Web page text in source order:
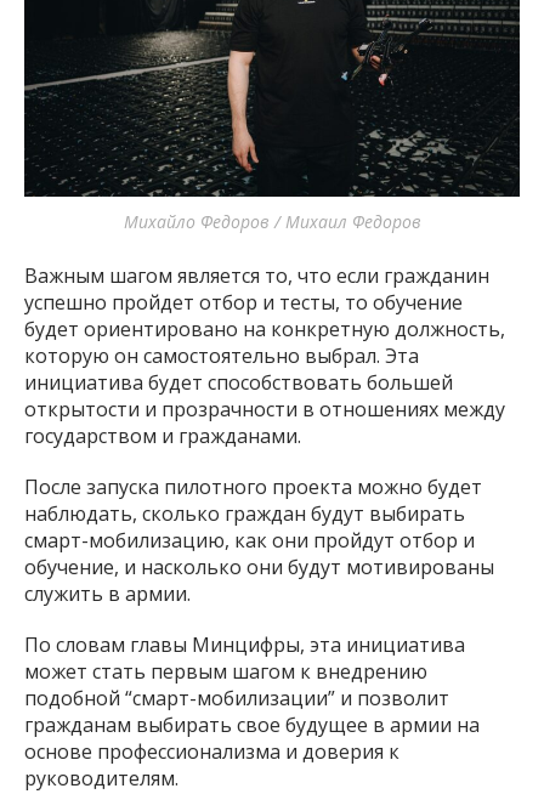
Михайло Федоров / Михаил Федоров
Важным шагом является то, что если гражданин
успешно пройдет отбор и тесты, то обучение
будет ориентировано на конкретную должность,
которую он самостоятельно выбрал. Эта
инициатива будет способствовать большей
открытости и прозрачности в отношениях между
государством и гражданами.
После запуска пилотного проекта можно будет
наблюдать, сколько граждан будут выбирать
смарт-мобилизацию, как они пройдут отбор и
обучение, и насколько они будут мотивированы
служить в армии.
По словам главы Минцифры, эта инициатива
может стать первым шагом к внедрению
подобной “смарт-мобилизации” и позволит
гражданам выбирать свое будущее в армии на
основе профессионализма и доверия к
руководителям.